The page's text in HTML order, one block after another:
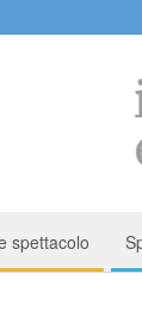
spettacolo